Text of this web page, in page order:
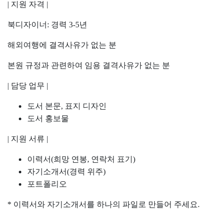
| 지원 자격 |
북디자이너 : 경력 3-5년
해외여행에 결격사유가 없는 분
본원 규정과 관련하여 임용 결격사유가 없는 분
| 담당 업무 |
도서 본문, 표지 디자인
도서 홍보물
| 지원 서류 |
이력서(희망 연봉, 연락처 표기 )
자기소개서(경력 위주)
포트폴리오
* 이력서와 자기소개서를 하나의 파일로 만들어 주세요.